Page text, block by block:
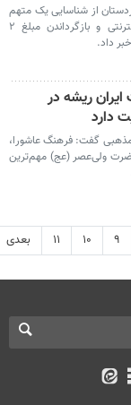
از شناسایی یک متهم
در پرونده کلاهبرداری اینترنتی و بازگرداندن مبلغ ۲
ریشه در
دارد
گفت: فرهنگ عاشورا،
ولی‌عصر (عج) مهم‌ترین
۹ ۱۰ ۱۱ بعدی